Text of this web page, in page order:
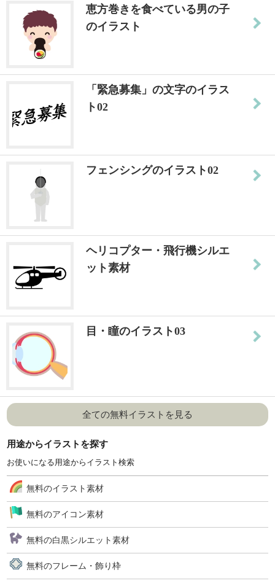
恵方巻きを食べている男の子
のイラスト
「緊急募集」の文字のイラス
ト02
フェンシングのイラスト02
ヘリコプター・飛行機シルエ
ット素材
目・瞳のイラスト03
全ての無料イラストを見る
用途からイラストを探す
お使いになる用途からイラスト検索
無料のイラスト素材
無料のアイコン素材
無料の白黒シルエット素材
無料のフレーム・飾り枠